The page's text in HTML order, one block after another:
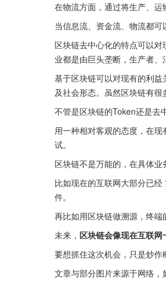
在物流方面，通过将生产、运
当信息流、资金流、物流都可
区块链去中心化的特点可以
业都是由巨头垄断，生产者、
基于区块链可以对现有的利
及社会形态。虽然区块链有很
不管是区块链的Token还是去
用一种相对客观的态度，在
试。
区块链不是万能的，在具体业
比如现在的互联网大部分已经
件。
再比如用区块链做溯源，终端
未来， 区块链会像现在互联网
要想抓住这次机会，只是炒作
文章与部分图片来源于网络，